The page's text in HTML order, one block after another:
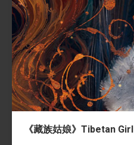
《藏族姑娘》Tibetan Girl